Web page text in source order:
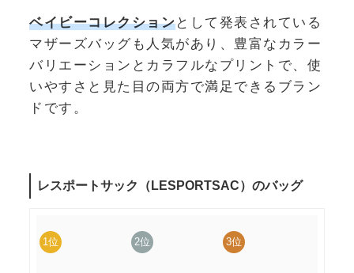
ベイビーコレクションとして発表されている
マザーズバッグも人気があり、豊富なカラー
バリエーションとカラフルなプリントで、使
いやすさと見た目の両方で満足できるブラン
ドです。